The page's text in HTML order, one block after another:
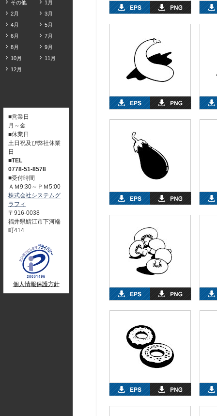
その他
1月
2月
3月
4月
5月
6月
7月
8月
9月
10月
11月
12月
■営業日
月～金
■休業日
土日祝及び弊社休業
日
■TEL
0778-51-8578
■受付時間
ＡＭ9:30～ＰＭ5:00
株式会社システムグ
ラフィ
〒916-0038
福井県鯖江市下河端
町414
個人情報保護方針